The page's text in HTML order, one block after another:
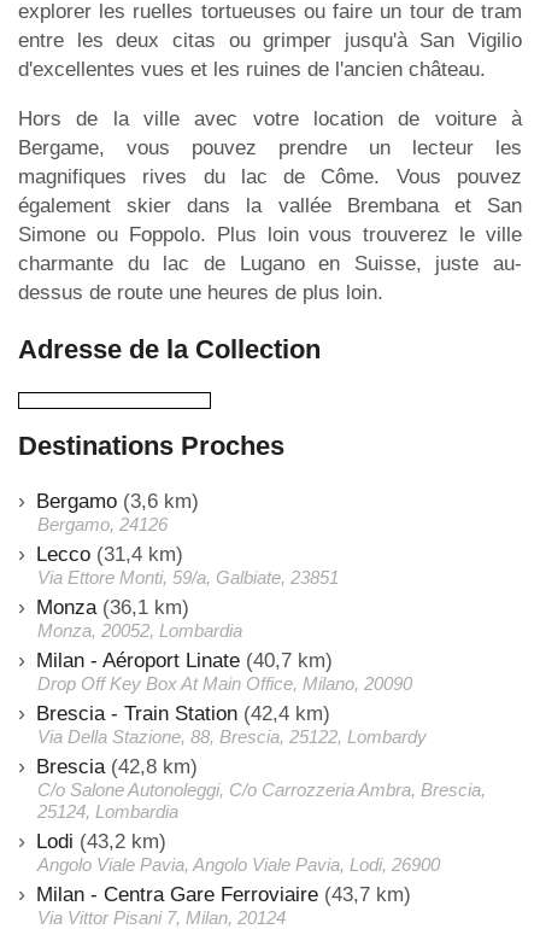
explorer les ruelles tortueuses ou faire un tour de tram
entre les deux citas ou grimper jusqu'à San Vigilio
d'excellentes vues et les ruines de l'ancien château.
Hors de la ville avec votre location de voiture à
Bergame, vous pouvez prendre un lecteur les
magnifiques rives du lac de Côme. Vous pouvez
également skier dans la vallée Brembana et San
Simone ou Foppolo. Plus loin vous trouverez le ville
charmante du lac de Lugano en Suisse, juste au-
dessus de route une heures de plus loin.
Adresse de la Collection
Destinations Proches
Bergamo (3,6 km)
Bergamo, 24126
Lecco (31,4 km)
Via Ettore Monti, 59/a, Galbiate, 23851
Monza (36,1 km)
Monza, 20052, Lombardia
Milan - Aéroport Linate (40,7 km)
Drop Off Key Box At Main Office, Milano, 20090
Brescia - Train Station (42,4 km)
Via Della Stazione, 88, Brescia, 25122, Lombardy
Brescia (42,8 km)
C/o Salone Autonoleggi, C/o Carrozzeria Ambra, Brescia,
25124, Lombardia
Lodi (43,2 km)
Angolo Viale Pavia, Angolo Viale Pavia, Lodi, 26900
Milan - Centra Gare Ferroviaire (43,7 km)
Via Vittor Pisani 7, Milan, 20124